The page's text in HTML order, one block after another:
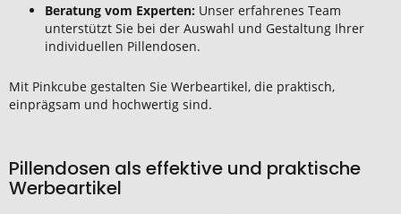
Beratung vom Experten: Unser erfahrenes Team
unterstützt Sie bei der Auswahl und Gestaltung Ihrer
individuellen Pillendosen.
Mit Pinkcube gestalten Sie Werbeartikel, die praktisch,
einprägsam und hochwertig sind.
Pillendosen als effektive und praktische
Werbeartikel